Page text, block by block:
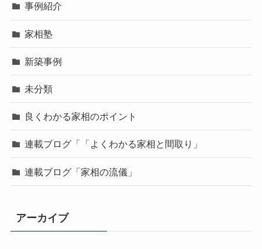
事例紹介
家相塾
新築事例
未分類
良くわかる家相のポイント
連載ブログ「「よくわかる家相と間取り」
連載ブログ「家相の流儀」
アーカイブ